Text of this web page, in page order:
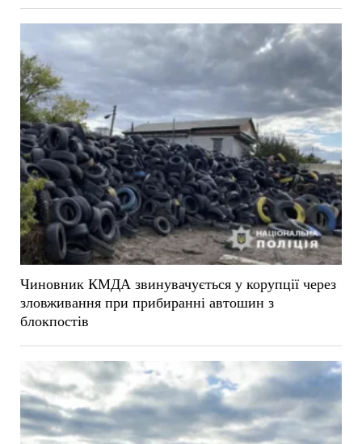
Чиновник КМДА звинувачується у корупції через
зловживання при прибиранні автошин з
блокпостів